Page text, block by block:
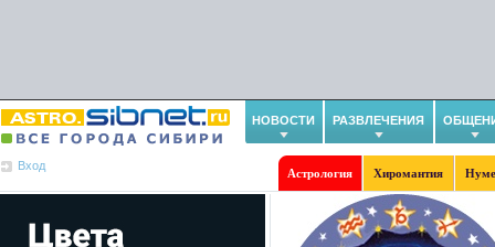
НОВОСТИ РАЗВЛЕЧЕНИЯ
Вход
Астрология Хиромантия